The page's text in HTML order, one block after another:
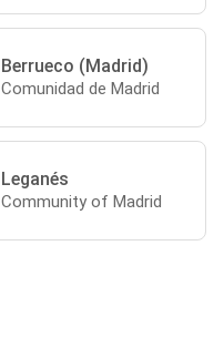
Berrueco (Madrid)
Comunidad de Madrid
Leganés
Community of Madrid